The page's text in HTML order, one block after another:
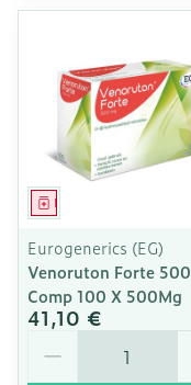
Médicament
Eurogenerics (EG)
Venoruton Forte 500
Comp 100 X 500Mg
41,10 €